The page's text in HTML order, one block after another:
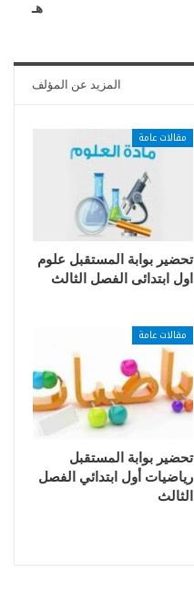
هـ
المزيد عن المؤلف
مقالات عامة
تحضير بوابة المستقبل علوم
اول ابتدائى الفصل الثالث
مقالات عامة
تحضير بوابة المستقبل
رياضيات أول ابتدائي الفصل
الثالث